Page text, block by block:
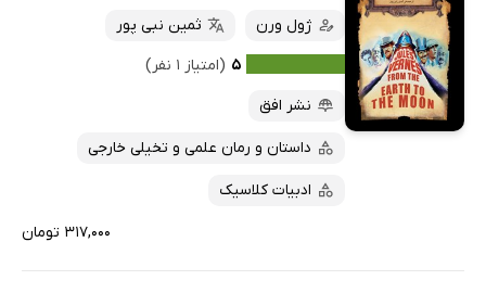
ژول ورن
ثمین نبی پور
۵ (امتیاز ۱ نفر)
نشر افق
داستان و رمان علمی و تخیلی خارجی
ادبیات کلاسیک
۳۱۷,۰۰۰ تومان